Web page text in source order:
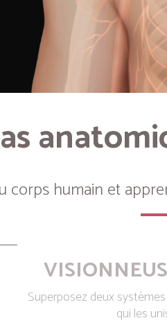
corps humain et
Superposez deux
qui les